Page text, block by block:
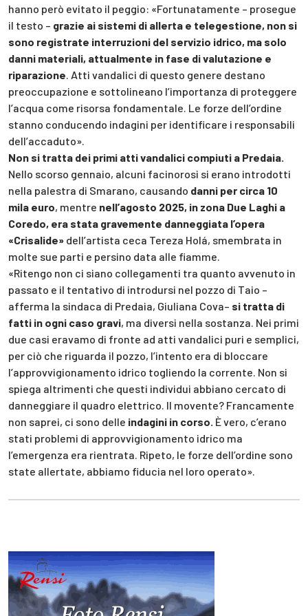
hanno però evitato il peggio: «Fortunatamente – prosegue
il testo – grazie ai sistemi di allerta e telegestione, non si
sono registrate interruzioni del servizio idrico, ma solo
danni materiali, attualmente in fase di valutazione e
riparazione . Atti vandalici di questo genere destano
preoccupazione e sottolineano l’importanza di proteggere
l’acqua come risorsa fondamentale. Le forze dell’ordine
stanno conducendo indagini per identificare i responsabili
dell’accaduto».
Non si tratta dei primi atti vandalici compiuti a Predaia.
Nello scorso gennaio, alcuni facinorosi si erano introdotti
nella palestra di Smarano, causando danni per circa 10
mila euro, mentre nell’agosto 2025, in zona Due Laghi a
Coredo, era stata gravemente danneggiata l’opera
«Crisalide» dell’artista ceca Tereza Holá, smembrata in
molte sue parti e persino data alle fiamme.
«Ritengo non ci siano collegamenti tra quanto avvenuto in
passato e il tentativo di introdursi nel pozzo di Taio –
afferma la sindaca di Predaia, Giuliana Cova– si tratta di
fatti in ogni caso gravi, ma diversi nella sostanza. Nei primi
due casi eravamo di fronte ad atti vandalici puri e semplici,
per ciò che riguarda il pozzo, l’intento era di bloccare
l’approvvigionamento idrico togliendo la corrente. Non si
spiega altrimenti che questi individui abbiano cercato di
danneggiare il quadro elettrico. Il movente? Francamente
non saprei, ci sono delle indagini in corso. È vero, c’erano
stati problemi di approvvigionamento idrico ma
l’emergenza era rientrata. Ripeto, le forze dell’ordine sono
state allertate, abbiamo fiducia nel loro operato».